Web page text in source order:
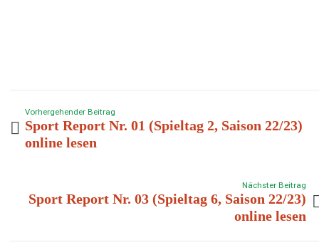
Vorhergehender Beitrag
Sport Report Nr. 01 (Spieltag 2, Saison 22/23)
online lesen
Nächster Beitrag
Sport Report Nr. 03 (Spieltag 6, Saison 22/23)
online lesen